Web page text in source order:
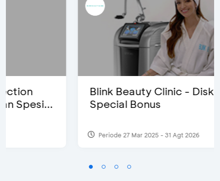
Blink Beauty Clinic - Diskon 25% &
Special Bonus
Periode 27 Mar 2025 - 31 Agt 2026